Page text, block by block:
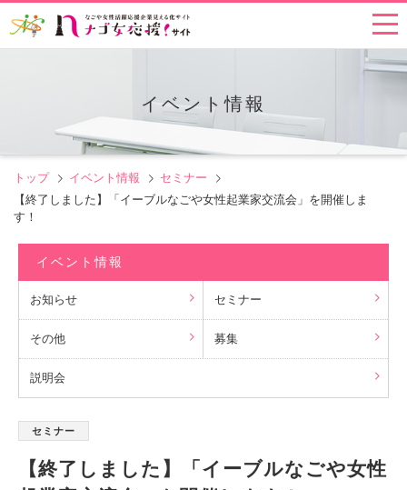
イベント情報
トップ イベント情報
セミナー
【終了しました】「イーブルなごや女性起業家交流会」を開催しま
す！
イベント情報
お知らせ セミナー
その他 募集
説明会
セミナー
【終了しました】「イーブルなごや女性